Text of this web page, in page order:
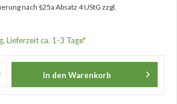
nach §25a Absatz 4 UStG zzgl.
Lieferzeit ca. 1-3 Tage*
In den Warenkorb